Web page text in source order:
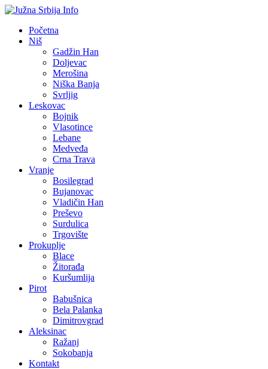
Početna
Niš
Gadžin Han
Doljevac
Merošina
Niška Banja
Svrljig
Leskovac
Bojnik
Vlasotince
Lebane
Medveđa
Crna Trava
Vranje
Bosilegrad
Bujanovac
Vladičin Han
Preševo
Surdulica
Trgovište
Prokuplje
Blace
Žitorađa
Kuršumlija
Pirot
Babušnica
Bela Palanka
Dimitrovgrad
Aleksinac
Ražanj
Sokobanja
Kontakt